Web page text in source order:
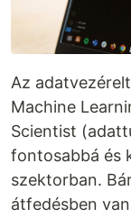
Az
Machine
Scientist
fontosabbá és
szektorban.
átfedésben